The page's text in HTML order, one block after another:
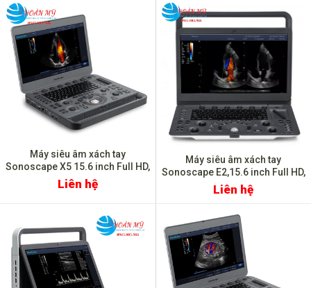
Máy siêu âm xách tay
Sonoscape X5 15.6 inch Full HD,
FDA Mỹ
Liên hệ
Máy siêu âm xách tay
Sonoscape E2,15.6 inch Full HD,
FDA Mỹ
Liên hệ